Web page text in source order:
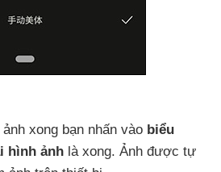
xong bạn nhấn vào biểu
hình ảnh là xong. Ảnh được tự